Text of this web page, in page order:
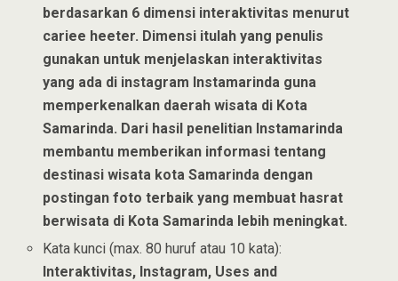
berdasarkan 6 dimensi interaktivitas menurut
cariee heeter. Dimensi itulah yang penulis
gunakan untuk menjelaskan interaktivitas
yang ada di instagram Instamarinda guna
memperkenalkan daerah wisata di Kota
Samarinda. Dari hasil penelitian Instamarinda
membantu memberikan informasi tentang
destinasi wisata kota Samarinda dengan
postingan foto terbaik yang membuat hasrat
berwisata di Kota Samarinda lebih meningkat.
Kata kunci (max. 80 huruf atau 10 kata):
Interaktivitas, Instagram, Uses and